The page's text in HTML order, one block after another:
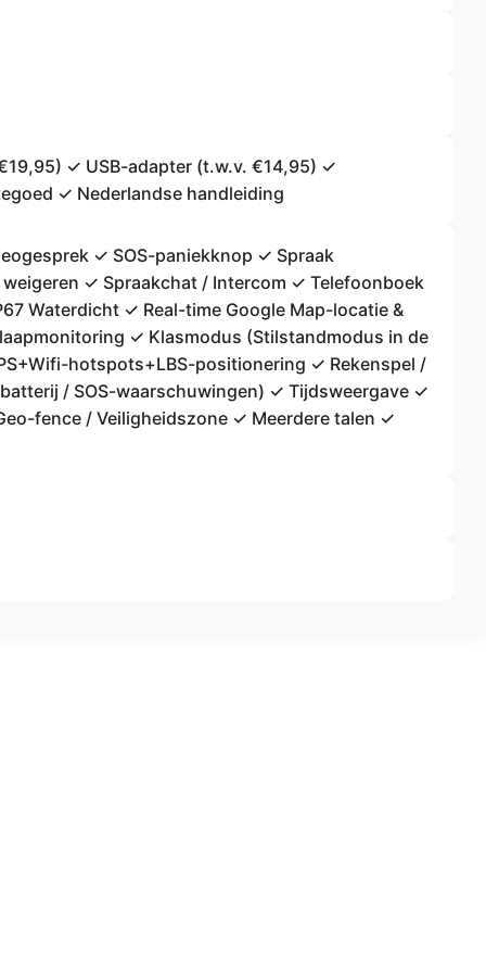
✓ USB-adapter (t.w.v. €14,95) ✓
✓ Nederlandse handleiding
✓ SOS-paniekknop ✓ Spraak
✓ Spraakchat / Intercom ✓ Telefoonboek
Waterdicht ✓ Real-time Google Map-locatie &
✓ Klasmodus (Stilstandmodus in de
hotspots+LBS-positionering ✓ Rekenspel /
/ SOS-waarschuwingen) ✓ Tijdsweergave ✓
fence / Veiligheidszone ✓ Meerdere talen ✓